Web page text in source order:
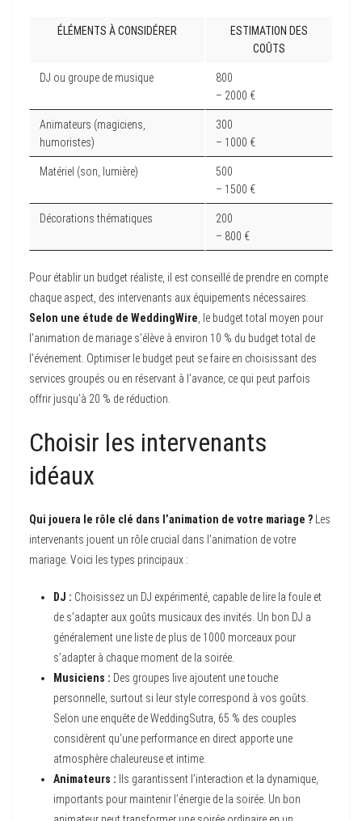
ÉLÉMENTS À CONSIDÉRER
ESTIMATION DES
COÛTS
DJ ou groupe de musique
800
– 2000 €
Animateurs (magiciens,
humoristes)
300
– 1000 €
Matériel (son, lumière)
500
– 1500 €
Décorations thématiques
200
– 800 €
Pour établir un budget réaliste, il est conseillé de prendre en compte
chaque aspect, des intervenants aux équipements nécessaires.
Selon une étude de WeddingWire , le budget total moyen pour
l’animation de mariage s’élève à environ 10 % du budget total de
l’événement. Optimiser le budget peut se faire en choisissant des
services groupés ou en réservant à l’avance, ce qui peut parfois
offrir jusqu’à 20 % de réduction.
Choisir les intervenants
idéaux
Qui jouera le rôle clé dans l’animation de votre mariage ? Les
intervenants jouent un rôle crucial dans l’animation de votre
mariage. Voici les types principaux :
DJ : Choisissez un DJ expérimenté, capable de lire la foule et
de s’adapter aux goûts musicaux des invités. Un bon DJ a
généralement une liste de plus de 1000 morceaux pour
s’adapter à chaque moment de la soirée.
Musiciens : Des groupes live ajoutent une touche
personnelle, surtout si leur style correspond à vos goûts.
Selon une enquête de WeddingSutra, 65 % des couples
considèrent qu’une performance en direct apporte une
atmosphère chaleureuse et intime.
Animateurs : Ils garantissent l’interaction et la dynamique,
importants pour maintenir l’énergie de la soirée. Un bon